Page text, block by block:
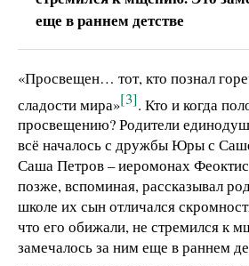
еще в раннем детстве
«Просвещен… тот, кто познал
сладости мира»[3]. Кто и когда
просвещению? Родители
всё началось с дружбы Юры с
Саша Петров – иеромонах
позже, вспоминая, рассказывал
школе их сын отличался
что его обижали, не стремился к
замечалось за ним еще в раннем